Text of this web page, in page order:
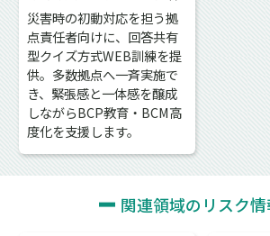
災害時の初動対応を担う拠
点責任者向けに、回答共有
型クイズ方式WEB訓練を提
供。多数拠点へ一斉実施で
き、緊張感と一体感を醸成
しながらBCP教育・BCM高
度化を支援します。
関連領域のリスク